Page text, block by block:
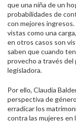
que una niña de un
probabilidades de
con mejores ingresos.
vistas como una
en otros casos son
saben que cuando
provecho a través del
legisladora.
Por ello, Claudia
perspectiva de
erradicar los
contra las mujeres en